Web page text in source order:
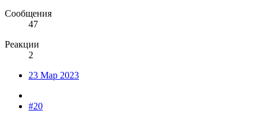
Сообщения
47
Реакции
2
23 Мар 2023
#20